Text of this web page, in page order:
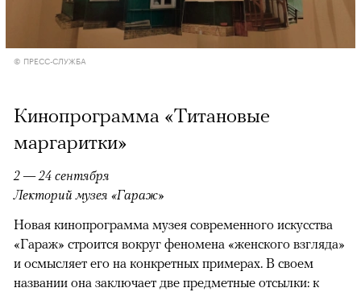
© ПРЕСС-СЛУЖБА
Кинопрограмма «Титановые
маргаритки»
2 — 24 сентября
Лекторий музея «Гараж»
Новая кинопрограмма музея современного искусства
«Гараж» строится вокруг феномена «женского взгляда»
и осмысляет его на конкретных примерах. В своем
названии она заключает две предметные отсылки: к